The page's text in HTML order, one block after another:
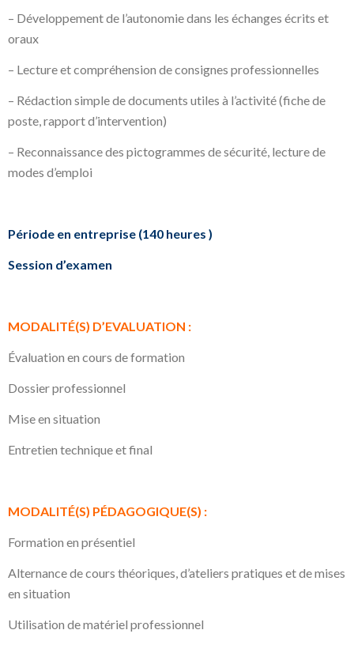
– Développement de l’autonomie dans les échanges écrits et
oraux
– Lecture et compréhension de consignes professionnelles
– Rédaction simple de documents utiles à l’activité (fiche de
poste, rapport d’intervention)
– Reconnaissance des pictogrammes de sécurité, lecture de
modes d’emploi
Période en entreprise (140 heures )
Session d’examen
MODALITÉ(S) D’EVALUATION :
Évaluation en cours de formation
Dossier professionnel
Mise en situation
Entretien technique et final
MODALITÉ(S) PÉDAGOGIQUE(S) :
Formation en présentiel
Alternance de cours théoriques, d’ateliers pratiques et de mises
en situation
Utilisation de matériel professionnel